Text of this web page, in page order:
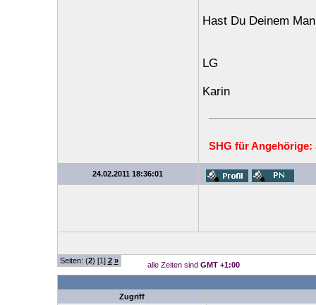
Hast Du Deinem
LG
Karin
SHG für
24.02.2011 18:36:01
Seiten: (2) [1] 2 » alle Zeiten sind GMT +1:00
Zugriff